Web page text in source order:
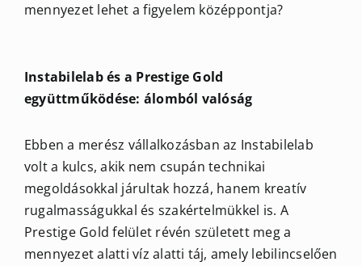
mennyezet lehet a figyelem középpontja?
Instabilelab és a Prestige Gold
együttműködése: álomból valóság
Ebben a merész vállalkozásban az Instabilelab
volt a kulcs, akik nem csupán technikai
megoldásokkal járultak hozzá, hanem kreatív
rugalmasságukkal és szakértelmükkel is. A
Prestige Gold felület révén született meg a
mennyezet alatti víz alatti táj, amely lebilincselően